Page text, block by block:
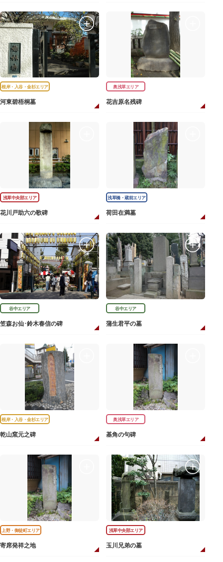
根岸・入谷・金杉エリア
河東碧梧桐墓
奥浅草エリア
花吉原名残碑
浅草中央部エリア
花川戸助六の歌碑
浅草橋・蔵前エリア
荷田在満墓
谷中エリア
笠森お仙･鈴木春信の碑
谷中エリア
蒲生君平の墓
根岸・入谷・金杉エリア
乾山窯元之碑
奥浅草エリア
基角の句碑
上野・御徒町エリア
寄席発祥之地
浅草中央部エリア
玉川兄弟の墓